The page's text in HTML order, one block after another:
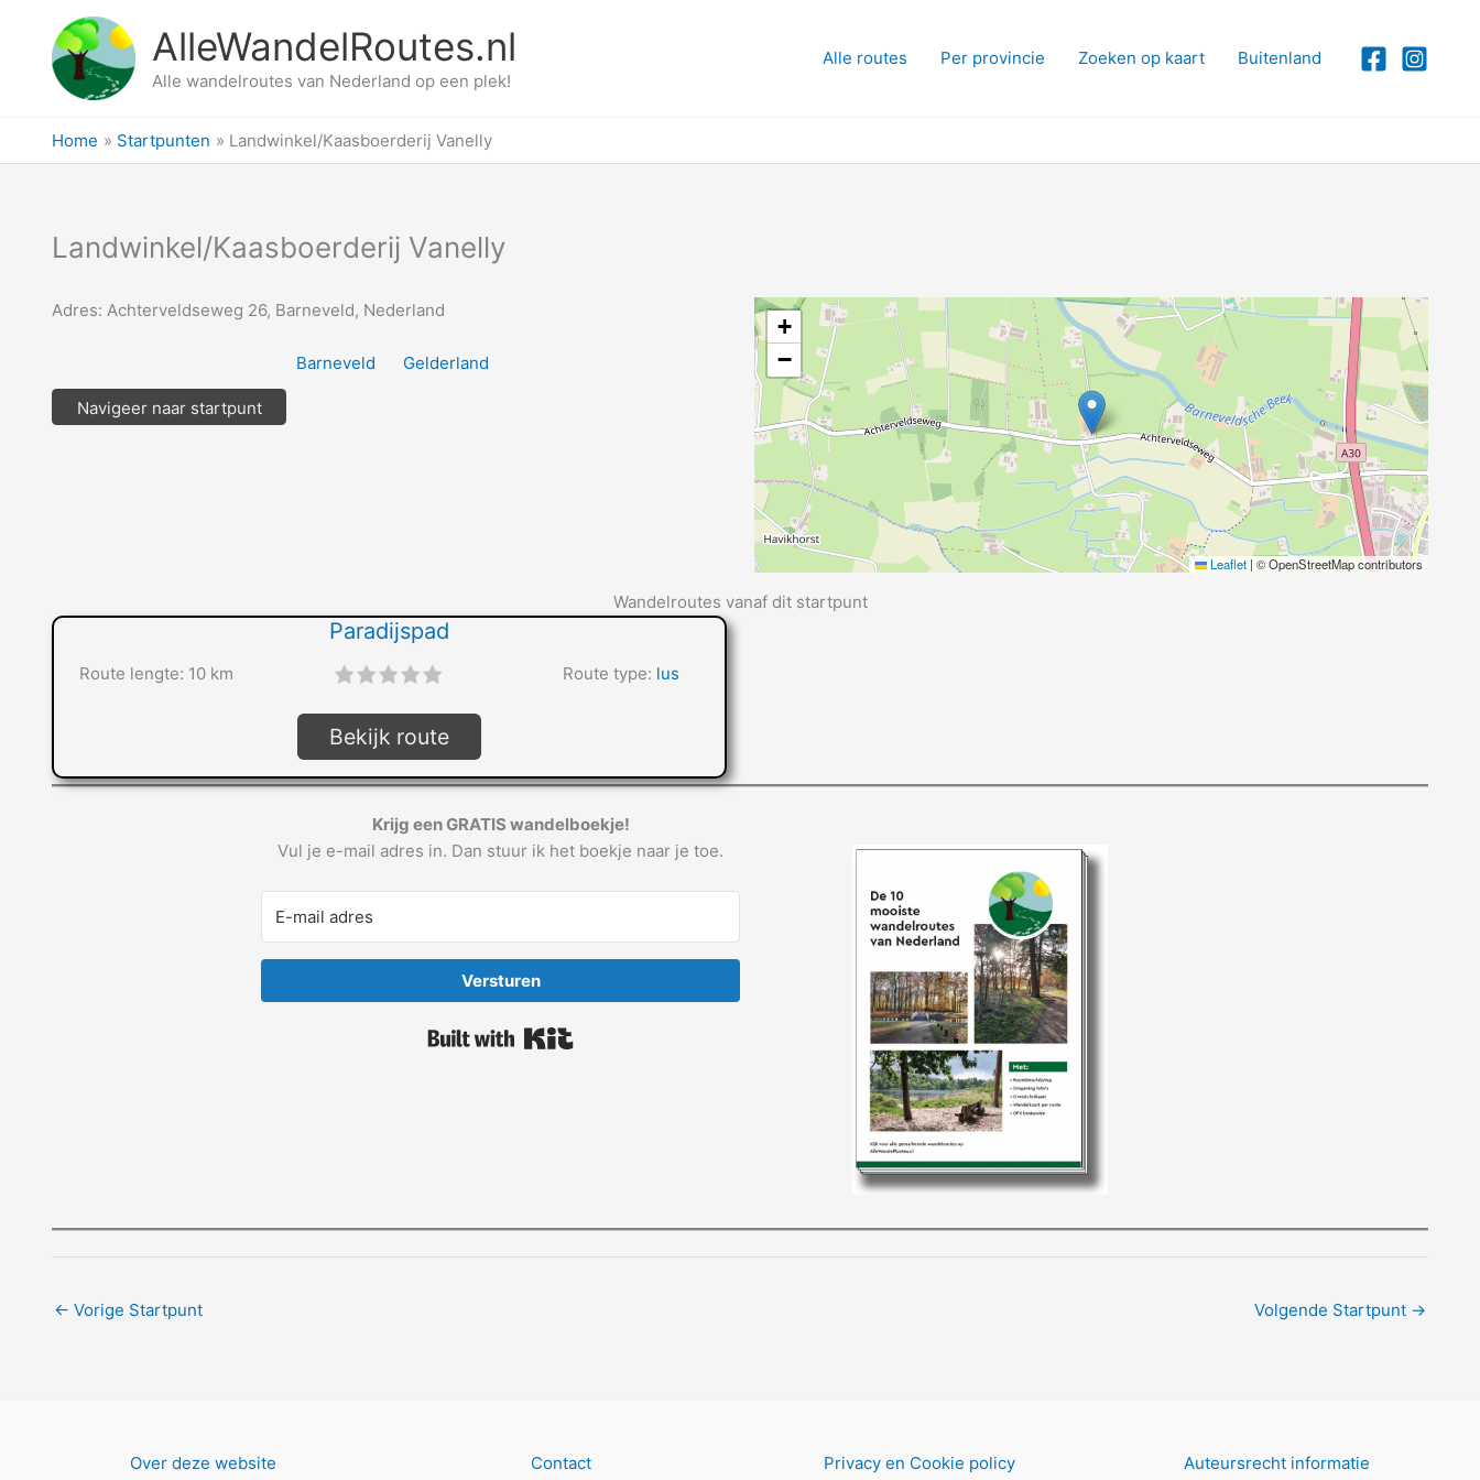
AlleWandelRoutes.nl
Alle wandelroutes van Nederland op een plek!
Alle routes Per provincie Zoeken op kaart Buitenland
Home Startpunten Landwinkel/Kaasboerderij Vanelly
Landwinkel/Kaasboerderij Vanelly
Adres: Achterveldseweg 26, Barneveld, Nederland
Barneveld Gelderland
Navigeer naar startpunt
+
−
Leaflet | © OpenStreetMap contributors
Wandelroutes vanaf dit startpunt
Paradijspad
Route lengte: 10 km Route type: lus
Bekijk route
Krijg een GRATIS wandelboekje!
Vul je e-mail adres in. Dan stuur ik het boekje naar je toe.
Versturen
← Vorige Startpunt Volgende Startpunt →
Over deze website Contact Privacy en Cookie policy Auteursrecht informatie